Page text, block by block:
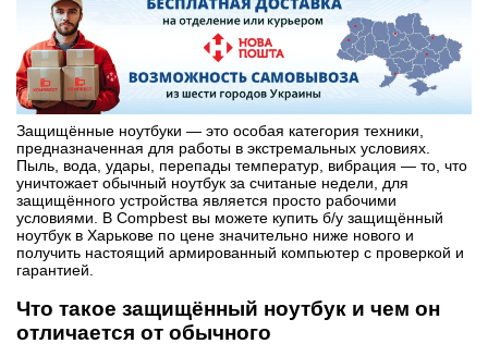
Защищённые ноутбуки — это особая категория техники,
предназначенная для работы в экстремальных условиях.
Пыль, вода, удары, перепады температур, вибрация — то, что
уничтожает обычный ноутбук за считаные недели, для
защищённого устройства является просто рабочими
условиями. В Compbest вы можете купить б/у защищённый
ноутбук в Харькове по цене значительно ниже нового и
получить настоящий армированный компьютер с проверкой и
гарантией.
Что такое защищённый ноутбук и чем он
отличается от обычного